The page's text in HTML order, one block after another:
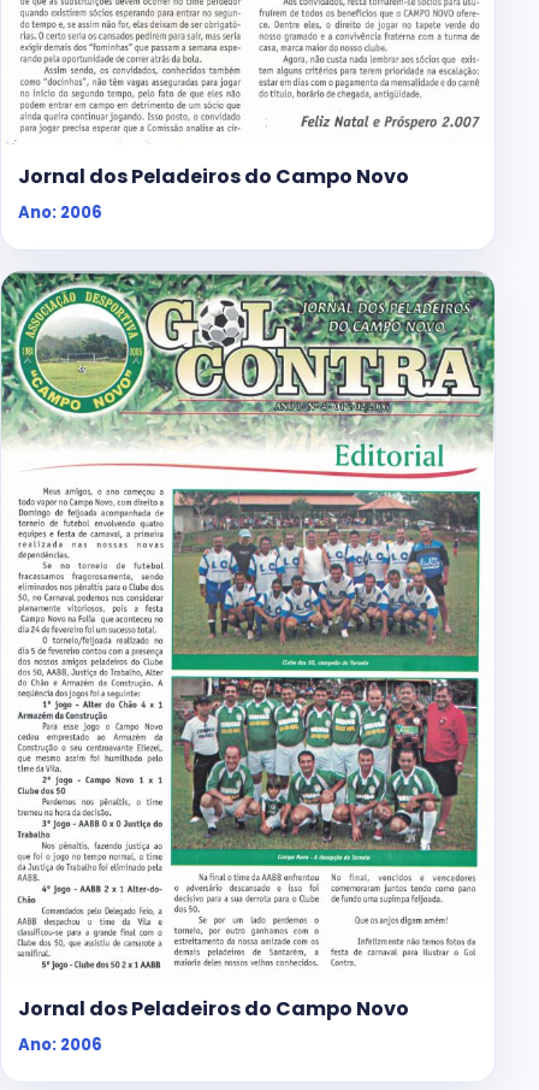
Jornal dos Peladeiros do Campo Novo
Ano: 2006
Jornal dos Peladeiros do Campo Novo
Ano: 2006